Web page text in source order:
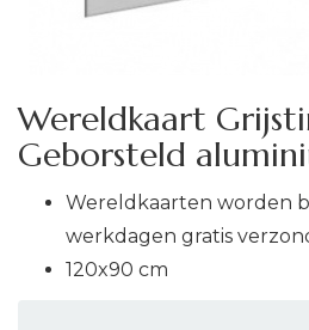
Wereldkaart
Geborsteld
Wereldkaarten worden
werkdagen gratis
120x90 cm